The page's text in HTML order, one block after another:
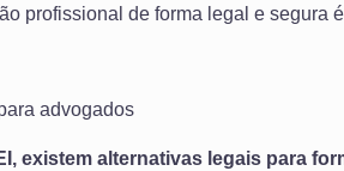
profissional de forma legal e segura
advogados
existem alternativas legais para